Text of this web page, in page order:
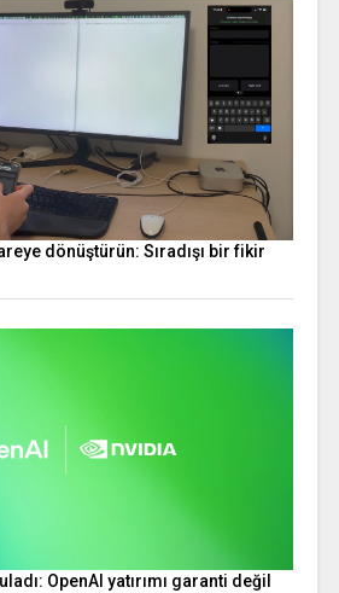
dönüştürün: Sıradışı bir fikir
OpenAI yatırımı garanti değil